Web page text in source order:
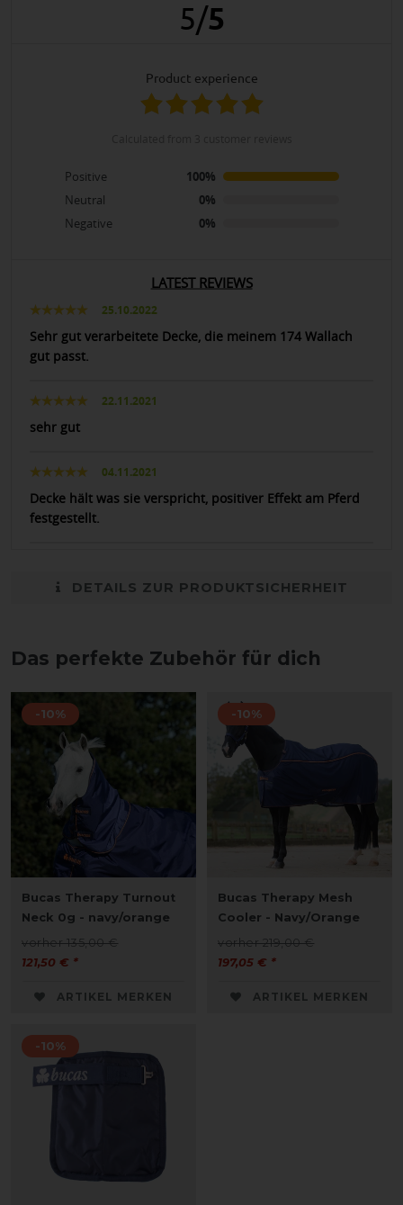
5/5
product experience
Positive
100%
Neutral
0%
Negative
0%
LATEST REVIEWS
25.10.2022
Sehr gut verarbeitete Decke, die meinem 174 Wallach
gut passt.
22.11.2021
sehr gut
04.11.2021
Decke hält was sie verspricht, positiver Effekt am Pferd
festgestellt.
DETAILS ZUR PRODUKTSICHERHEIT
Das perfekte Zubehör für dich
-10%
Bucas Therapy Turnout
Neck 0g - navy/orange
vorher 135,00 €
121,50 € *
ARTIKEL MERKEN
-10%
Bucas Therapy Mesh
Cooler - Navy/Orange
vorher 219,00 €
197,05 € *
ARTIKEL MERKEN
-10%